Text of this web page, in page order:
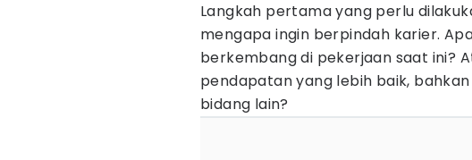
Langkah pertama yang perlu
mengapa ingin berpindah karier.
berkembang di pekerjaan saat ini?
pendapatan yang lebih baik,
bidang lain?